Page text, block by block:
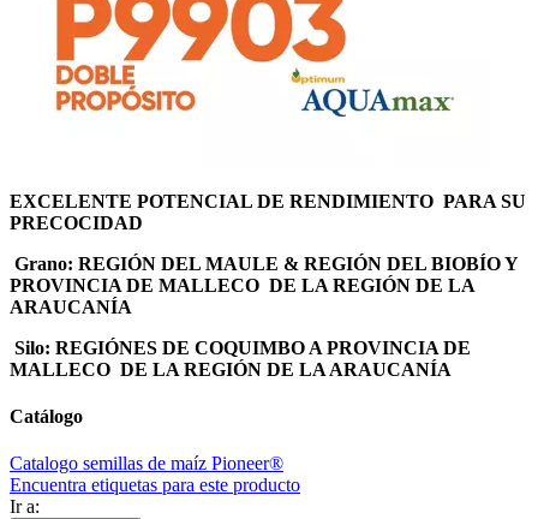
EXCELENTE POTENCIAL DE RENDIMIENTO PARA SU
PRECOCIDAD
Grano: REGIÓN DEL MAULE & REGIÓN DEL BIOBÍO Y
PROVINCIA DE MALLECO DE LA REGIÓN DE LA
ARAUCANÍA
Silo: REGIÓNES DE COQUIMBO A PROVINCIA DE
MALLECO DE LA REGIÓN DE LA ARAUCANÍA
Catálogo
Catalogo semillas de maíz Pioneer®
Encuentra etiquetas para este producto
Ir a: